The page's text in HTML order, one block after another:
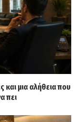
μια αλήθεια που
πει